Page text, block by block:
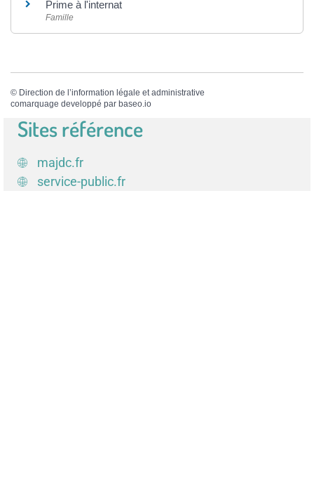
Prime à l'internat
Famille
© Direction de l’information légale et administrative
comarquage developpé par baseo.io
Sites référence
majdc.fr
service-public.fr